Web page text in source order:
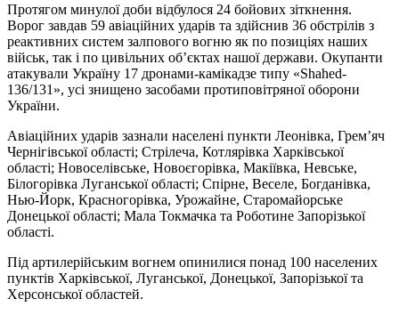
Протягом минулої доби відбулося 24 бойових зіткнення.
Ворог завдав 59 авіаційних ударів та здійснив 36 обстрілів з
реактивних систем залпового вогню як по позиціях наших
військ, так і по цивільних об’єктах нашої держави. Окупанти
атакували Україну 17 дронами-камікадзе типу «Shahed-
136/131», усі знищено засобами протиповітряної оборони
України.
Авіаційних ударів зазнали населені пункти Леонівка, Грем’яч
Чернігівської області; Стрілеча, Котлярівка Харківської
області; Новоселівське, Новоєгорівка, Макіївка, Невське,
Білогорівка Луганської області; Спірне, Веселе, Богданівка,
Нью-Йорк, Красногорівка, Урожайне, Старомайорське
Донецької області; Мала Токмачка та Роботине Запорізької
області.
Під артилерійським вогнем опинилися понад 100 населених
пунктів Харківської, Луганської, Донецької, Запорізької та
Херсонської областей.